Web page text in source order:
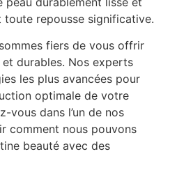
repousse significative.
fiers de vous offrir
durables. Nos experts
les plus avancées pour
optimale de votre
vous dans l’un de nos
comment nous pouvons
beauté avec des